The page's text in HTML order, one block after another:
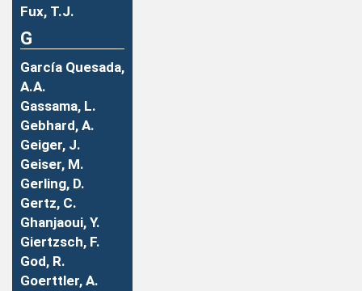
Fux, T.J.
G
García Quesada,
A.A.
Gassama, L.
Gebhard, A.
Geiger, J.
Geiser, M.
Gerling, D.
Gertz, C.
Ghanjaoui, Y.
Giertzsch, F.
God, R.
Goerttler, A.